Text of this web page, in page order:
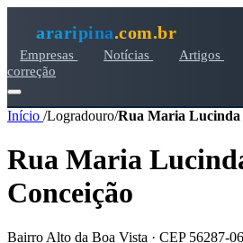
araripina.com.br
Empresas Notícias Artigos
correção
Início /Logradouro/Rua Maria Lucinda
Rua Maria
Conceição
Bairro Alto da Boa Vista · CEP 56287-